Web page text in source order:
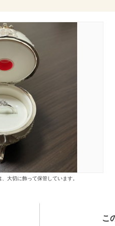
大切に飾って保管しています。
こ